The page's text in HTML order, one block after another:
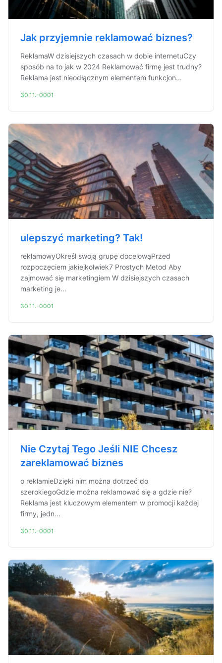
Jak przyjemnie reklamować biznes?
ReklamaW dzisiejszych czasach w dobie internetuCzy
sposób na to jak w 2024 Reklamować firmę jest trudny?
Reklama jest nieodłącznym elementem funkcjon...
30.11.-0001
ulepszyć marketing? Tak!
reklamowyOkreśl swoją grupę docelowąPrzed
rozpoczęciem jakiejkolwiek7 Prostych Metod Aby
zajmować się marketingiem W dzisiejszych czasach
marketing je...
30.11.-0001
Nie Czytaj Tego Jeśli NIE Chcesz
zareklamować biznes
o reklamieDzięki nim można dotrzeć do
szerokiegoGdzie można reklamować się a gdzie nie?
Reklama jest kluczowym elementem w promocji każdej
firmy, jedn...
30.11.-0001